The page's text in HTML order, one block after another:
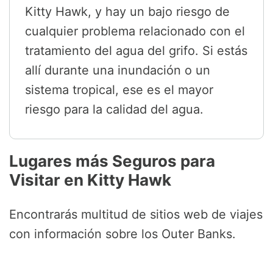
Kitty Hawk, y hay un bajo riesgo de
cualquier problema relacionado con el
tratamiento del agua del grifo. Si estás
allí durante una inundación o un
sistema tropical, ese es el mayor
riesgo para la calidad del agua.
Lugares más Seguros para
Visitar en Kitty Hawk
Encontrarás multitud de sitios web de viajes
con información sobre los Outer Banks.